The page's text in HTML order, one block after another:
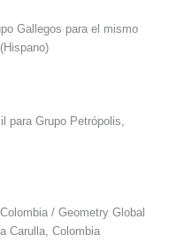
Gallegos para el mismo
para Grupo Petrópolis,
/ Geometry Global
Carulla, Colombia